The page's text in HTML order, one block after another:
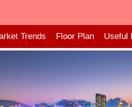
Trends Floor Plan Useful